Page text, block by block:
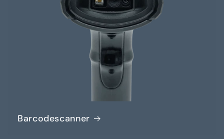
Barcodescanner